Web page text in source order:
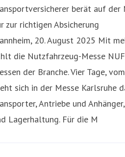
berät auf der
zur richtigen Absicherung
20. August 2025 Mit
die Nutzfahrzeug-Messe
der Branche. Vier Tage,
sich in der Messe Karlsruhe
Antriebe und
Lagerhaltung. Für die M